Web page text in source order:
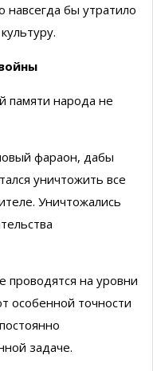
навсегда бы утратило
памяти народа не
фараон, дабы
уничтожить все
Уничтожались
проводятся на уровни
особенной точности
задаче.